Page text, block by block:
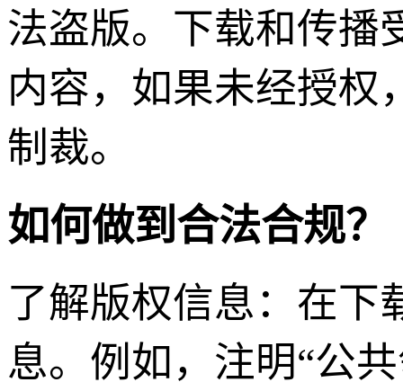
法盗版。下载和传播
内容，如果未经授权
制裁。
如何做到合法合规？
了解版权信息：在下
息。例如，注明“公